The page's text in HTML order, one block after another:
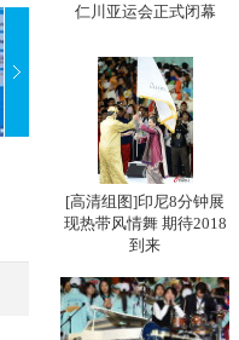
[同一个亚洲]亚运之
[
仁川亚运会正式闭幕
[高清组图]印尼8分钟展
现热带风情舞 期待2018
到来